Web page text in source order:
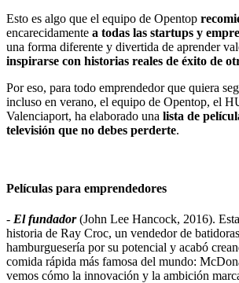
Esto es algo que el equipo de Opentop
encarecidamente a todas las startups y
una forma diferente y divertida de aprender
inspirarse con historias reales de éxito de
Por eso, para todo emprendedor que quiera
incluso en verano, el equipo de Opentop, el
Valenciaport, ha elaborado una lista de
televisión que no debes perderte.
Películas para emprendedores
- El fundador(John Lee Hancock, 2016).
historia de Ray Croc, un vendedor de
hamburguesería por su potencial y acabó
comida rápida más famosa del mundo:
vemos cómo la innovación y la ambición